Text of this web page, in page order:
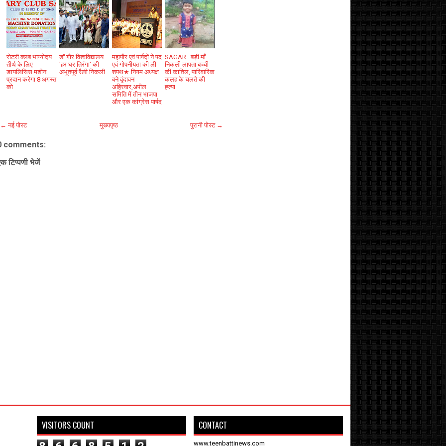
रोटरी क्लब भाग्योदय
तीर्थ के लिए
ङायलिसिस मशीन
प्रदान करेगा 8 अगस्त
को
डॉ गौर विश्वविद्यालय:
'हर घर तिरंगा' की
अभूतपूर्व रैली निकली
महापौर एवं पार्षदों ने पद
एवं गोपनीयता की ली
शपथ★ निगम अध्यक्ष
बने वृंदावन
अहिरवार,अपील
समिति में तीन भाजपा
और एक कांग्रेस पार्षद
SAGAR : बड़ी माँ
निकली लापता बच्ची
की कातिल, पारिवारिक
कलह के चलते की
ह्त्या
← नई पोस्ट पुरानी पोस्ट →
मुख्यपृष्ठ
comments:
टिप्पणी भेजें
VISITORS COUNT CONTACT
www.teenbattinews.com